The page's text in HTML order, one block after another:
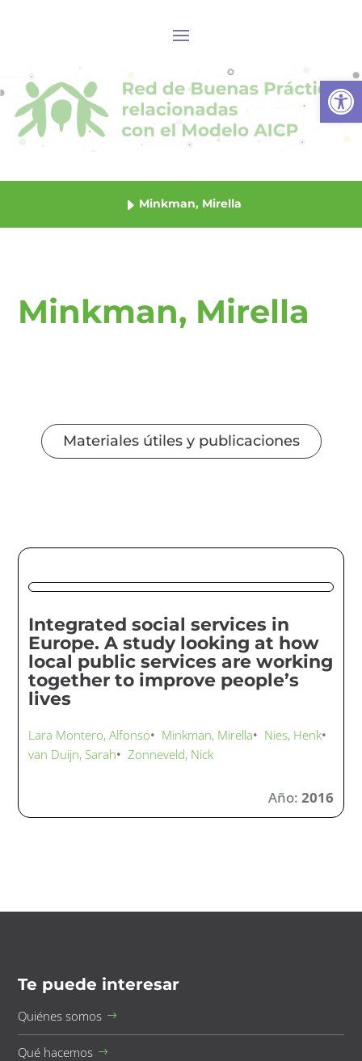
Minkman, Mirella
Minkman, Mirella
Materiales útiles y publicaciones
Integrated social services in
Europe. A study looking at how
local public services are working
together to improve people’s
lives
Lara Montero, Alfonso• Minkman, Mirella• Nies, Henk•
van Duijn, Sarah• Zonneveld, Nick
Año: 2016
Te puede interesar
Quiénes somos
Qué hacemos